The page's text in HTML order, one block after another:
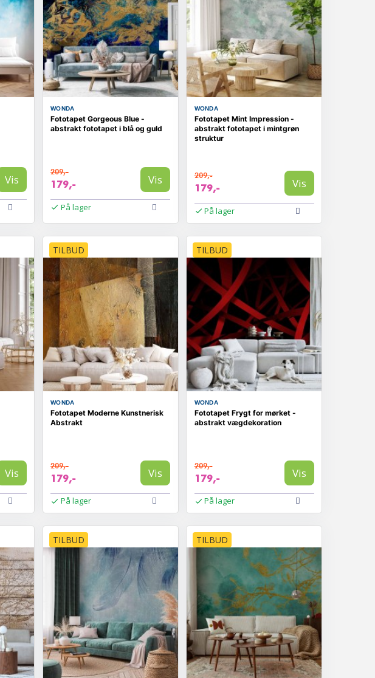
Vis
WONDA
Fototapet Gorgeous Blue -
abstrakt fototapet i blå og guld
209,-
179,- Vis
På lager
WONDA
Fototapet Mint Impression -
abstrakt fototapet i mintgrøn
struktur
209,-
179,- Vis
På lager
Vis
TILBUD
WONDA
Fototapet Moderne Kunstnerisk
Abstrakt
209,-
179,- Vis
På lager
TILBUD
WONDA
Fototapet Frygt for mørket -
abstrakt vægdekoration
209,-
179,- Vis
På lager
TILBUD TILBUD